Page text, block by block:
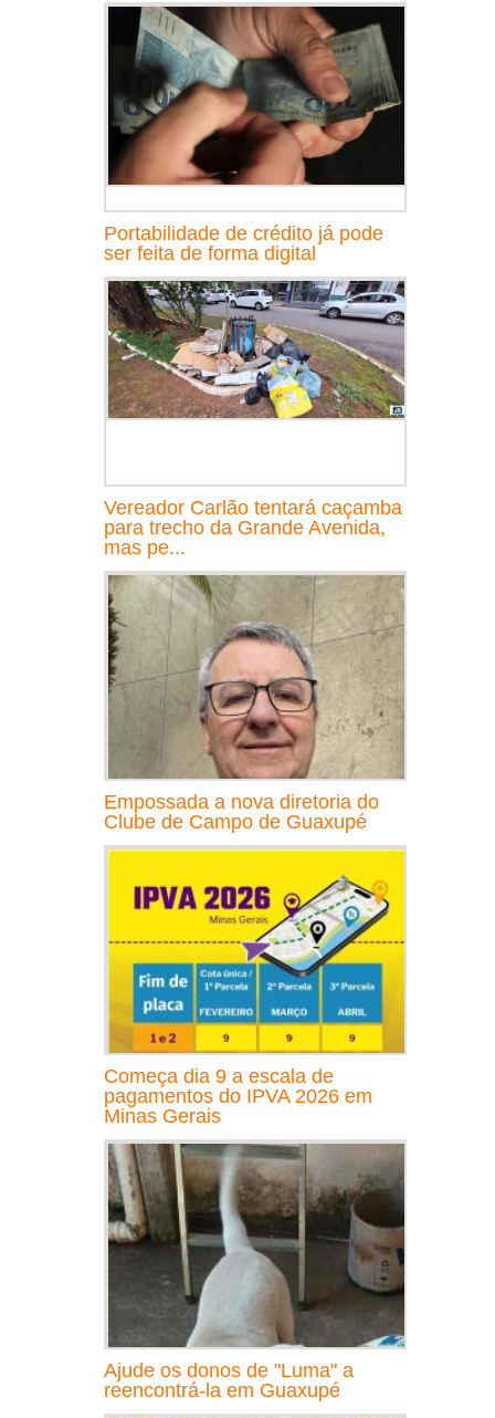
Portabilidade de crédito já pode
ser feita de forma digital
Vereador Carlão tentará caçamba
para trecho da Grande Avenida,
mas pe...
Empossada a nova diretoria do
Clube de Campo de Guaxupé
Começa dia 9 a escala de
pagamentos do IPVA 2026 em
Minas Gerais
Ajude os donos de "Luma" a
reencontrá-la em Guaxupé